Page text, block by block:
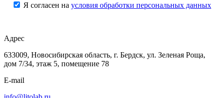
Я согласен на условия обработки персональных данных
Адрес
633009, Новосибирская область, г. Бердск, ул. Зеленая Роща,
дом 7/34, этаж 5, помещение 78
E-mail